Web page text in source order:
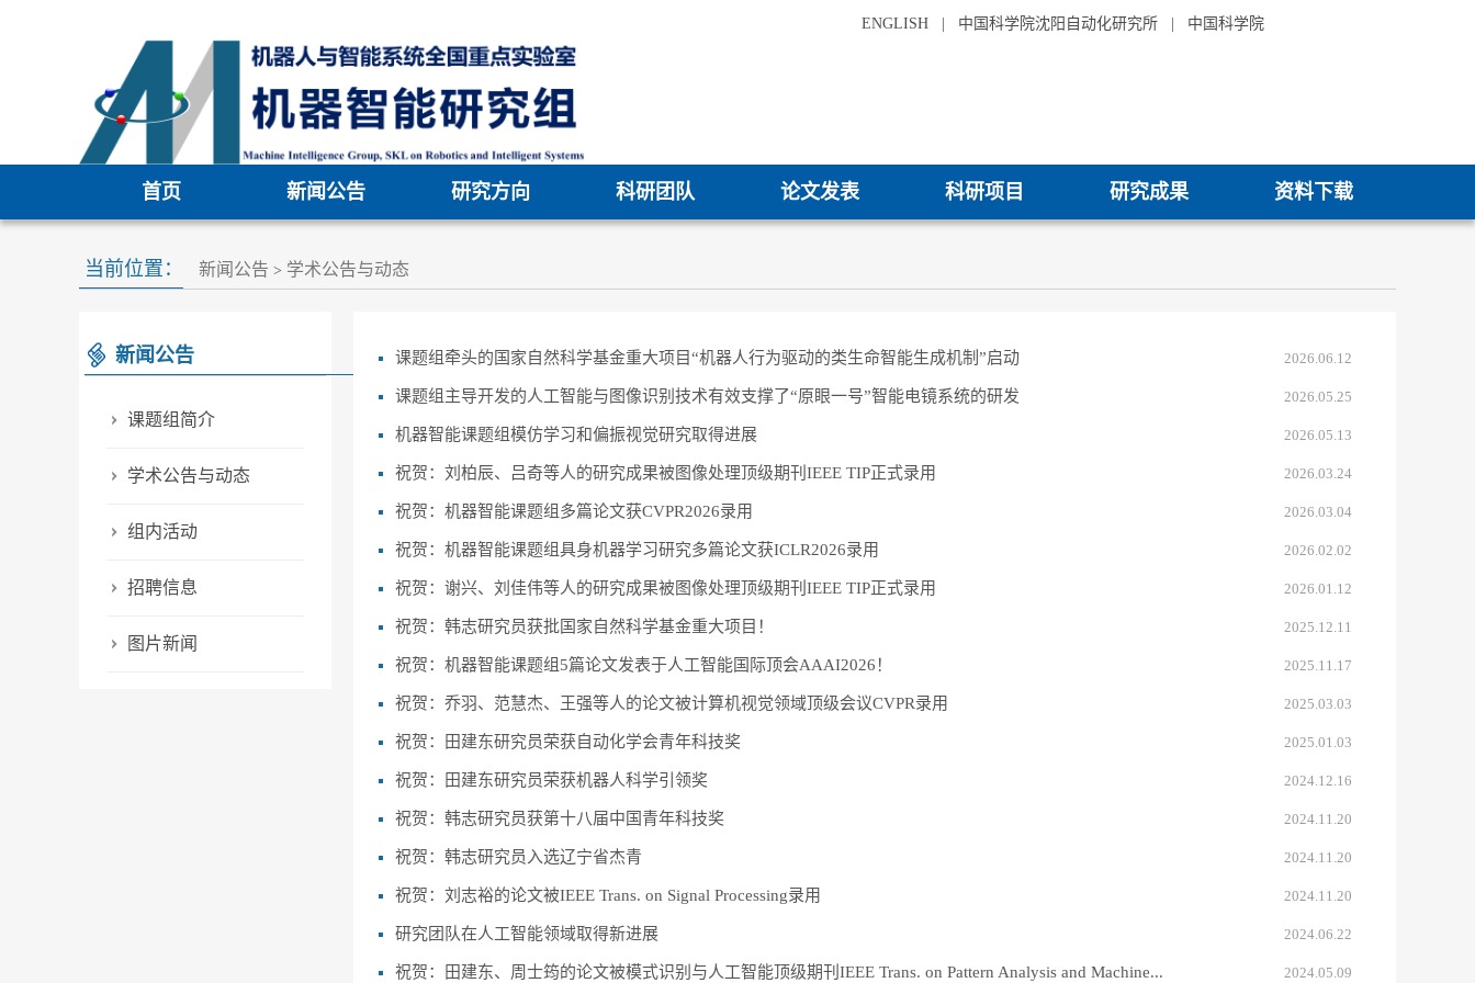
ENGLISH 中国科学院沈阳自动化研究所 中国科学院
首页 新闻公告 研究方向 科研团队 论文发表 科研项目 研究成果 资料下载
当前位置： 新闻公告 > 学术公告与动态
新闻公告
课题组简介
学术公告与动态
组内活动
招聘信息
图片新闻
课题组牵头的国家自然科学基金重大项目“机器人行为驱动的类生命智能生成机制”启动 2026.06.12
课题组主导开发的人工智能与图像识别技术有效支撑了“原眼一号”智能电镜系统的研发 2026.05.25
机器智能课题组模仿学习和偏振视觉研究取得进展 2026.05.13
祝贺：刘柏辰、吕奇等人的研究成果被图像处理顶级期刊IEEE TIP正式录用 2026.03.24
祝贺：机器智能课题组多篇论文获CVPR2026录用 2026.03.04
祝贺：机器智能课题组具身机器学习研究多篇论文获ICLR2026录用 2026.02.02
祝贺：谢兴、刘佳伟等人的研究成果被图像处理顶级期刊IEEE TIP正式录用 2026.01.12
祝贺：韩志研究员获批国家自然科学基金重大项目！ 2025.12.11
祝贺：机器智能课题组5篇论文发表于人工智能国际顶会AAAI2026！ 2025.11.17
祝贺：乔羽、范慧杰、王强等人的论文被计算机视觉领域顶级会议CVPR录用 2025.03.03
祝贺：田建东研究员荣获自动化学会青年科技奖 2025.01.03
祝贺：田建东研究员荣获机器人科学引领奖 2024.12.16
祝贺：韩志研究员获第十八届中国青年科技奖 2024.11.20
祝贺：韩志研究员入选辽宁省杰青 2024.11.20
祝贺：刘志裕的论文被IEEE Trans. on Signal Processing录用 2024.11.20
研究团队在人工智能领域取得新进展 2024.06.22
祝贺：田建东、周士筠的论文被模式识别与人工智能顶级期刊IEEE Trans. on Pattern Analysis and Machine... 2024.05.09